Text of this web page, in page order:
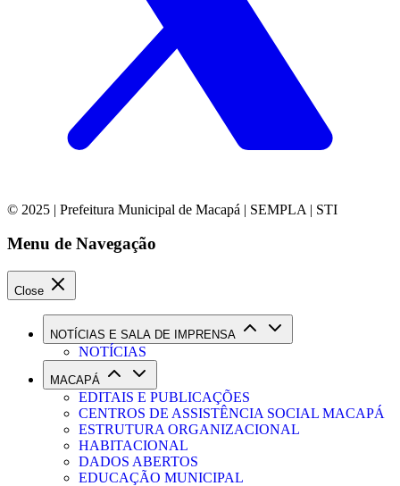
© 2025 | Prefeitura Municipal de Macapá | SEMPLA | STI
Menu de Navegação
Close
NOTÍCIAS E SALA DE IMPRENSA
NOTÍCIAS
MACAPÁ
EDITAIS E PUBLICAÇÕES
CENTROS DE ASSISTÊNCIA SOCIAL MACAPÁ
ESTRUTURA ORGANIZACIONAL
HABITACIONAL
DADOS ABERTOS
EDUCAÇÃO MUNICIPAL